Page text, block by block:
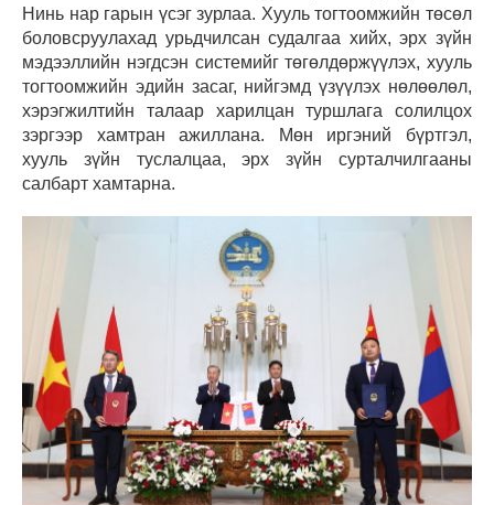
Нинь нар гарын үсэг зурлаа. Хууль тогтоомжийн төсөл
боловсруулахад урьдчилсан судалгаа хийх, эрх зүйн
мэдээллийн нэгдсэн системийг төгөлдөржүүлэх, хууль
тогтоомжийн эдийн засаг, нийгэмд үзүүлэх нөлөөлөл,
хэрэгжилтийн талаар харилцан туршлага солилцох
зэргээр хамтран ажиллана. Мөн иргэний бүртгэл,
хууль зүйн туслалцаа, эрх зүйн сурталчилгааны
салбарт хамтарна.